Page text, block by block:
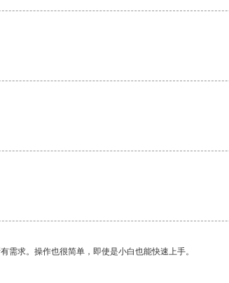
求。操作也很简单，即使是小白也能快速上手。